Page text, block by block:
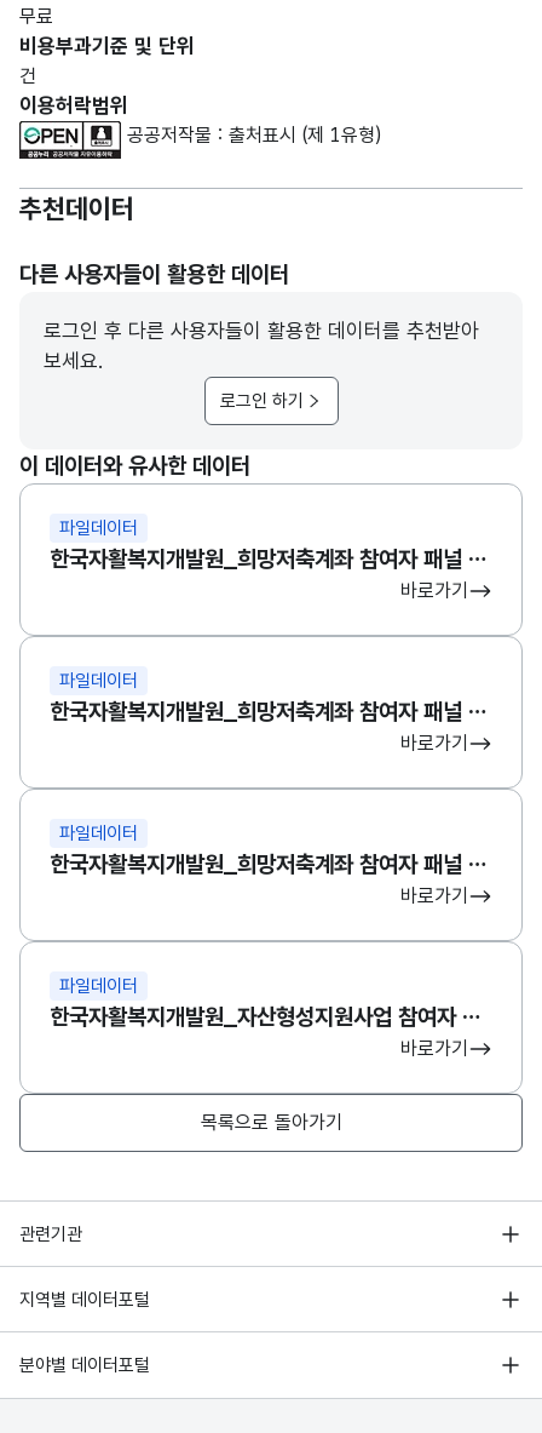
무료
비용부과기준 및 단위
건
이용허락범위
공공저작물 : 출처표시 (제 1유형)
추천데이터
다른 사용자들이 활용한 데이터
로그인 후 다른 사용자들이 활용한 데이터를 추천받아
보세요.
로그인 하기
이 데이터와 유사한 데이터
파일데이터
한국자활복지개발원_희망저축계좌 참여자 패널 데이터(2차)
바로가기
파일데이터
한국자활복지개발원_희망저축계좌 참여자 패널 데이터(3차)
바로가기
파일데이터
한국자활복지개발원_희망저축계좌 참여자 패널 데이터(1차-4차)
바로가기
파일데이터
한국자활복지개발원_자산형성지원사업 참여자 패널 데이터(1_4차년도)
바로가기
목록으로 돌아가기
관련기관
행정안전부
한국지능정보사회진흥원
국가정보자원관리원
지역별 데이터포털
서울 열린데이터광장
경기데이터드림
분야별 데이터포털
기상자료개방포털
국토교통부 공간정보오픈플랫폼